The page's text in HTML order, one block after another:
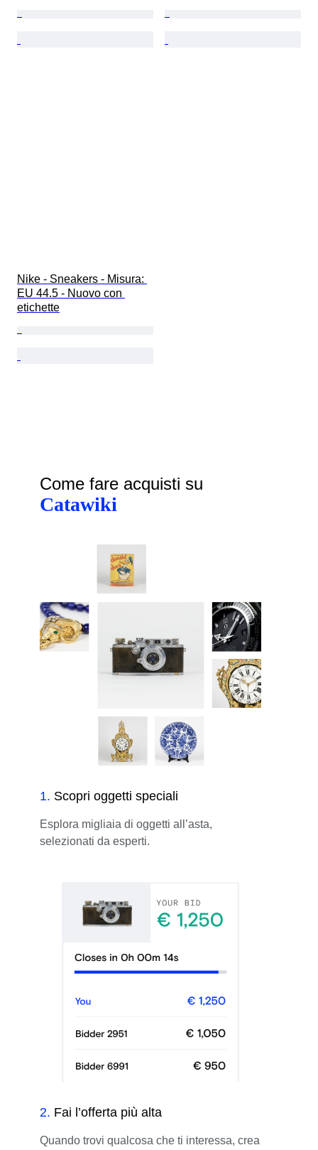
Nike - Sneakers - Misura:
EU 44.5 - Nuovo con
etichette
Come fare acquisti su
Catawiki
1. Scopri oggetti speciali
Esplora migliaia di oggetti all’asta,
selezionati da esperti.
2. Fai l’offerta più alta
Quando trovi qualcosa che ti interessa, crea